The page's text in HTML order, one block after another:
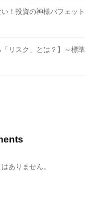
い！投資の神様バフェッ
「リスク」とは？】～標
ありません。